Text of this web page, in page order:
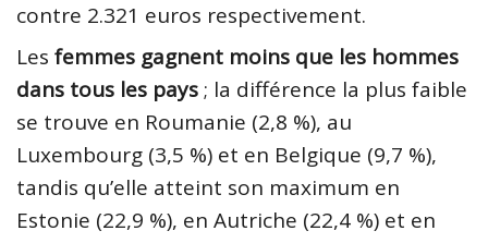
contre 2.321 euros respectivement.
Les femmes gagnent moins que les hommes
dans tous les pays; la différence la plus faible
se trouve en Roumanie (2,8 %), au
Luxembourg (3,5 %) et en Belgique (9,7 %),
tandis qu’elle atteint son maximum en
Estonie (22,9 %), en Autriche (22,4 %) et en